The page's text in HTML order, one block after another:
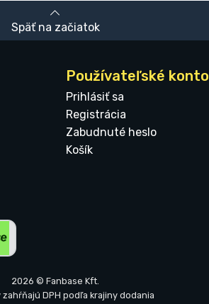
Späť na začiatok
Používateľské konto
Prihlásiť sa
Registrácia
Zabudnuté heslo
Košík
2026 © Fanbase Kft.
zahŕňajú DPH podľa krajiny dodania